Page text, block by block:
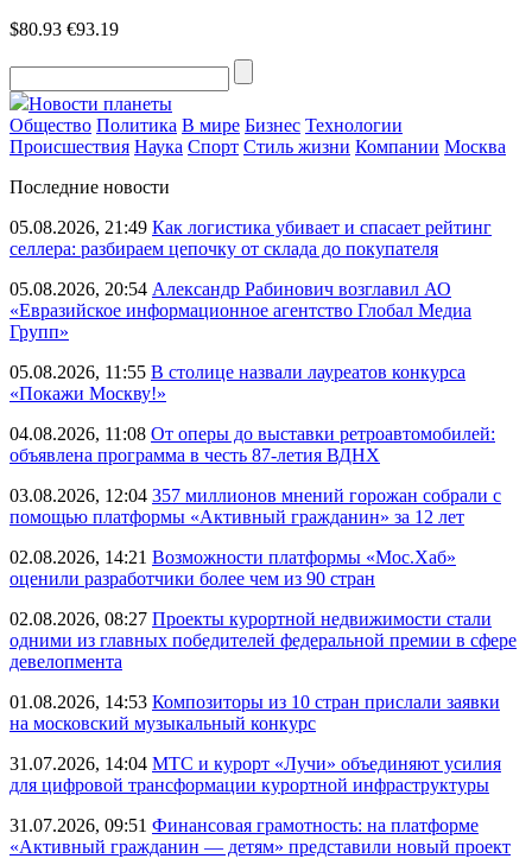
$80.93 €93.19
Новости планеты
Общество Политика В мире Бизнес Технологии
Происшествия Наука Спорт Стиль жизни Компании Москва
Последние новости
05.08.2026, 21:49 Как логистика убивает и спасает рейтинг
селлера: разбираем цепочку от склада до покупателя
05.08.2026, 20:54 Александр Рабинович возглавил АО
«Евразийское информационное агентство Глобал Медиа
Групп»
05.08.2026, 11:55 В столице назвали лауреатов конкурса
«Покажи Москву!»
04.08.2026, 11:08 От оперы до выставки ретроавтомобилей:
объявлена программа в честь 87-летия ВДНХ
03.08.2026, 12:04 357 миллионов мнений горожан собрали с
помощью платформы «Активный гражданин» за 12 лет
02.08.2026, 14:21 Возможности платформы «Мос.Хаб»
оценили разработчики более чем из 90 стран
02.08.2026, 08:27 Проекты курортной недвижимости стали
одними из главных победителей федеральной премии в сфере
девелопмента
01.08.2026, 14:53 Композиторы из 10 стран прислали заявки
на московский музыкальный конкурс
31.07.2026, 14:04 МТС и курорт «Лучи» объединяют усилия
для цифровой трансформации курортной инфраструктуры
31.07.2026, 09:51 Финансовая грамотность: на платформе
«Активный гражданин — детям» представили новый проект